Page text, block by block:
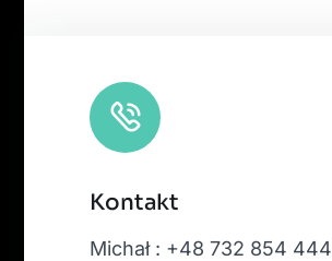
Kontakt
Michał : +48 732 854 444